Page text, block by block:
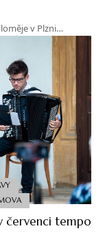
v Plzni…
červenci tempo